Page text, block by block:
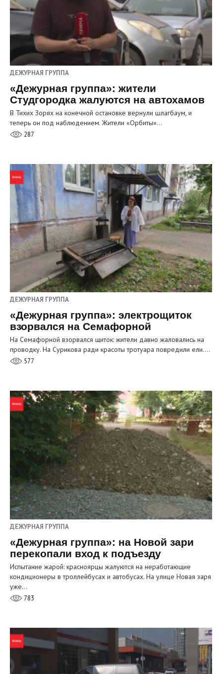
ДЕЖУРНАЯ ГРУППА
«Дежурная группа»: жители
Студгородка жалуются на автохамов
В Тихих Зорях на конечной остановке вернули шлагбаум, и
теперь он под наблюдением. Жители «Орбиты»…
287
ДЕЖУРНАЯ ГРУППА
«Дежурная группа»: электрощиток
взорвался на Семафорной
На Семафорной взорвался щиток: жители давно жаловались на
проводку. На Сурикова ради красоты тротуара повредили ели.…
577
ДЕЖУРНАЯ ГРУППА
«Дежурная группа»: на Новой зари
перекопали вход к подъезду
Испытание жарой: красноярцы жалуются на неработающие
кондиционеры в троллейбусах и автобусах. На улице Новая заря
уже…
783